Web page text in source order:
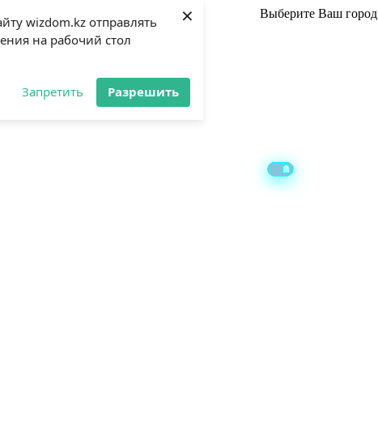
wizdom.kz отправлять
на рабочий стол
Запретить Разрешить
× Выберите Ваш город